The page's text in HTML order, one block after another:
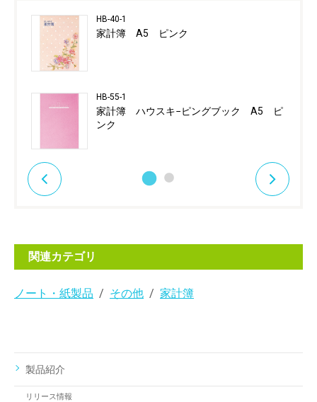
HB-40-1
家計簿 A5 ピンク
HB-55-1
家計簿 ハウスキ−ピングブック A5 ピ
ンク
関連カテゴリ
ノート・紙製品 その他 家計簿
製品紹介
リリース情報